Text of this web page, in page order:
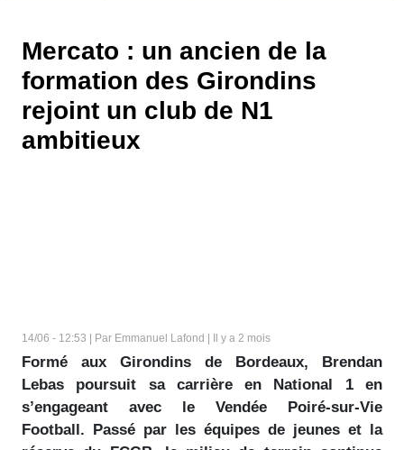
Mercato : un ancien de la
formation des Girondins
rejoint un club de N1
ambitieux
14/06 - 12:53 | Par Emmanuel Lafond | Il y a 2 mois
Formé aux Girondins de Bordeaux, Brendan
Lebas poursuit sa carrière en National 1 en
s’engageant avec le Vendée Poiré-sur-Vie
Football. Passé par les équipes de jeunes et la